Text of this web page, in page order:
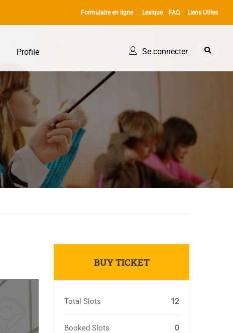
Formulaire en ligne Lexique FAQ Liens Utiles
Profile Se connecter
BUY TICKET
Total Slots 12
Booked Slots 0